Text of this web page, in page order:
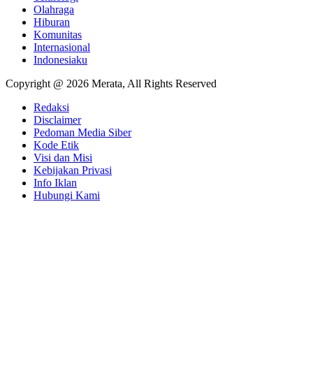
Olahraga
Hiburan
Komunitas
Internasional
Indonesiaku
Copyright @ 2026 Merata, All Rights Reserved
Redaksi
Disclaimer
Pedoman Media Siber
Kode Etik
Visi dan Misi
Kebijakan Privasi
Info Iklan
Hubungi Kami